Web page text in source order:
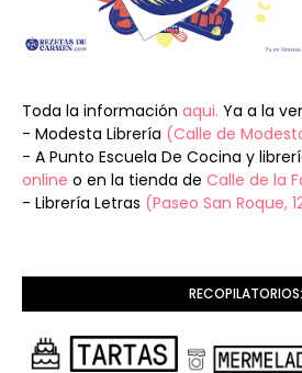
Toda la información aqui. Ya a la
- Modesta Librería (Calle de
- A Punto Escuela De Cocina y
online o en la tienda de Calle de la
- Librería Letras (Paseo San Roque,
RECOPILATORIOS: